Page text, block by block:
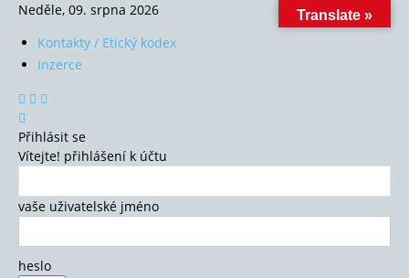
Neděle, 09. srpna 2026
Kontakty / Etický kodex
Inzerce
Přihlásit se
Vítejte! přihlášení k účtu
vaše uživatelské jméno
heslo
Translate »